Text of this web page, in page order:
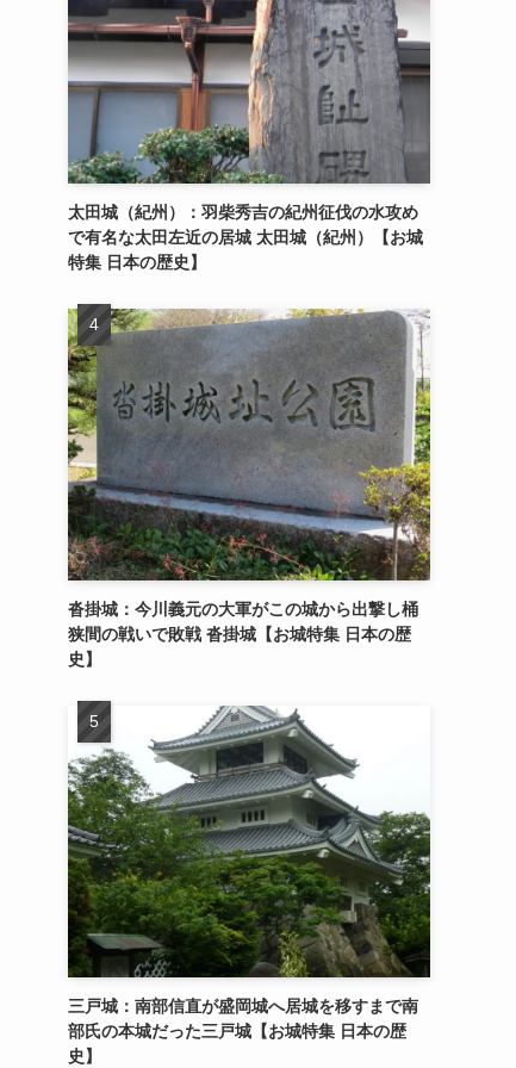
太田城（紀州）：羽柴秀吉の紀州征伐の水攻め
で有名な太田左近の居城 太田城（紀州）【お城
特集 日本の歴史】
沓掛城：今川義元の大軍がこの城から出撃し桶
狭間の戦いで敗戦 沓掛城【お城特集 日本の歴
史】
三戸城：南部信直が盛岡城へ居城を移すまで南
部氏の本城だった三戸城【お城特集 日本の歴
史】